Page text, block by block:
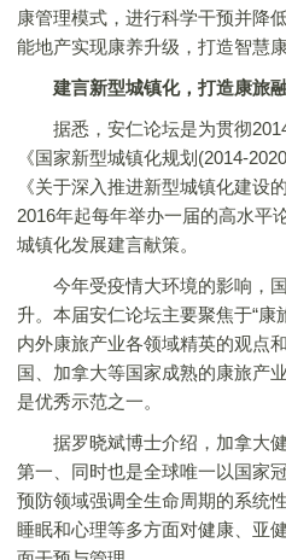
康管理模式，进行科学干预并降
能地产实现康养升级，打造智慧
建言新型城镇化，打造康旅
据悉，安仁论坛是为贯彻
《国家新型城镇化规划(2014-
《关于深入推进新型城镇化建设
2016年起每年举办一届的高水平
城镇化发展建言献策。
今年受疫情大环境的影响，国
升。本届安仁论坛主要聚焦于“康
内外康旅产业各领域精英的观点
国、加拿大等国家成熟的康旅产
是优秀示范之一。
据罗晓斌博士介绍，加拿大健
第一、同时也是全球唯一以国家
预防领域强调全生命周期的系统
睡眠和心理等多方面对健康、亚